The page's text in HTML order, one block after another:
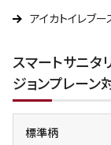
アイカトイレブ
スマートサニタ
ジョンプレーン
標準柄